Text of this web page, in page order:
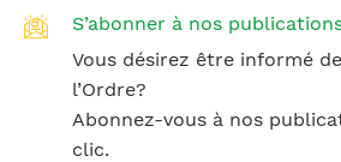
S’abonner à nos
Vous désirez être informé
l’Ordre?
Abonnez-vous à nos
clic.